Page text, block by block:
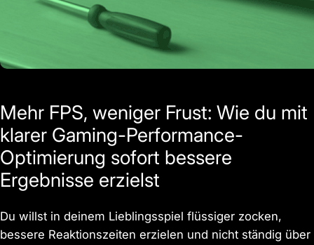
Mehr FPS, weniger Frust: Wie du mit
klarer Gaming-Performance-
Optimierung sofort bessere
Ergebnisse erzielst
Du willst in deinem Lieblingsspiel flüssiger zocken,
bessere Reaktionszeiten erzielen und nicht ständig über